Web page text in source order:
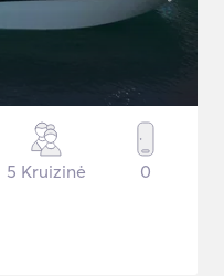
5 Kruizinė 0